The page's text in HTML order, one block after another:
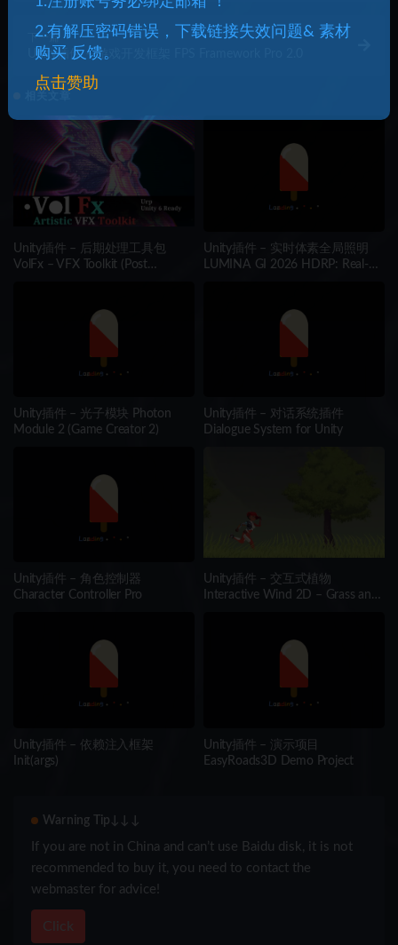
下一篇
Unity插件 – 游戏开发框架 FPS Framework Pro 2.0
Unity插件 – 后期处理工具包
VolFx – VFX Toolkit (Post
Unity插件 – 实时体素全局照明
LUMINA GI 2026 HDRP: Real-
Unity插件 – 光子模块 Photon
Module 2 (Game Creator 2)
Unity插件 – 对话系统插件
Dialogue System for Unity
Unity插件 – 角色控制器
Character Controller Pro
Unity插件 – 交互式植物
Interactive Wind 2D – Grass and
Unity插件 – 依赖注入框架
Init(args)
Unity插件 – 演示项目
EasyRoads3D Demo Project
Warning Tip↓↓↓
If you are not in China and can’t use Baidu disk, it is not
recommended to buy it, you need to contact the
webmaster for advice!
Click
2.有解压密码错误，下载链接失效问题& 素材
购买 反馈。
点击赞助